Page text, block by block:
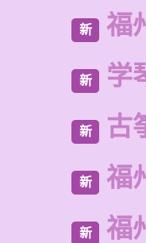
新 福
新 学
新 古
新 福
新 福